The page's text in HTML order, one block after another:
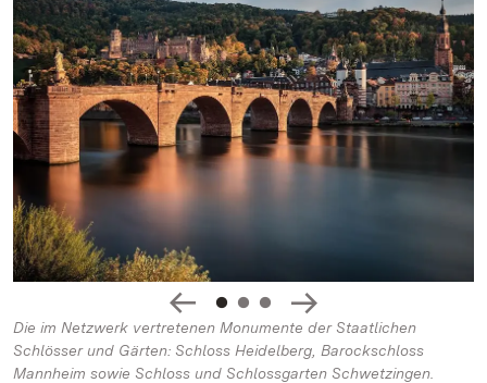
Die im Netzwerk vertretenen Monumente der Staatlichen
Schlösser und Gärten: Schloss Heidelberg, Barockschloss
Mannheim sowie Schloss und Schlossgarten Schwetzingen.